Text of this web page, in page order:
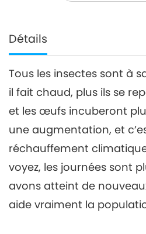
Détails
Tous les insectes sont à
il fait chaud, plus ils se
et les œufs incuberont
une augmentation, et
réchauffement
voyez, les journées sont
avons atteint de
aide vraiment la